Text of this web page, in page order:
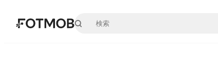
メインコンテンツへスキップ